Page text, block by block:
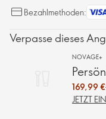
Bezahlmethoden:
Verpasse dieses
NOVAGE+
169,99 €
JETZT